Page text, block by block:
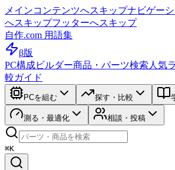
メインコンテンツへスキップナビゲー
へスキップフッターへスキップ
自作.com 用語集
β版
PC構成ビルダー商品・パーツ検索 人気
較ガイド
PCを組む 探す・比較
測る・最適化 相談・投稿
⌘K